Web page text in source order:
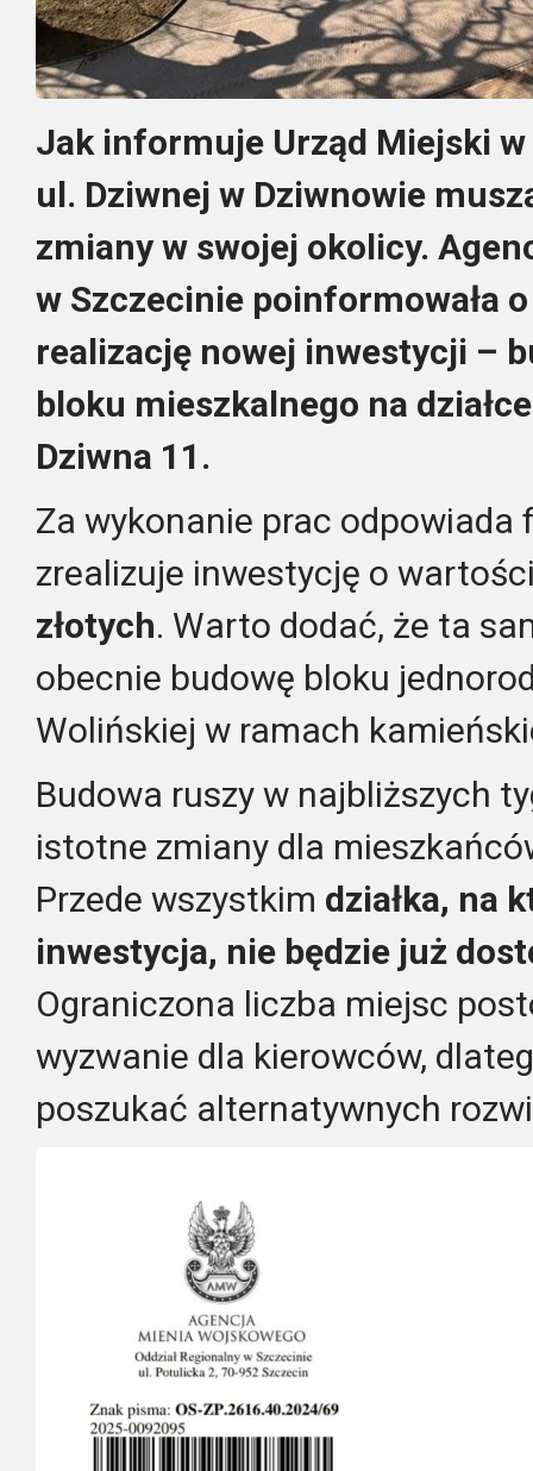
Jak informuje Urząd Miejski
ul. Dziwnej w Dziwnowie
zmiany w swojej okolicy.
w Szczecinie poinformowała
realizację nowej inwestycji –
bloku mieszkalnego na
Dziwna 11.
Za wykonanie prac odpowiada
zrealizuje inwestycję o
złotych. Warto dodać, że ta
obecnie budowę bloku
Wolińskiej w ramach
Budowa ruszy w najbliższych
istotne zmiany dla
Przede wszystkim działka, na
inwestycja, nie będzie już
Ograniczona liczba miejsc
wyzwanie dla kierowców,
poszukać alternatywnych